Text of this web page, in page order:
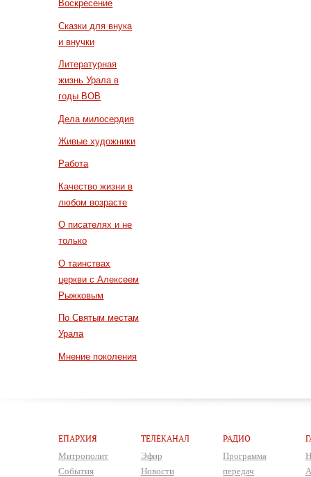
Воскресение
Сказки для внука
и внучки
Литературная
жизнь Урала в
годы ВОВ
Дела милосердия
Живые художники
Работа
Качество жизни в
любом возрасте
О писателях и не
только
О таинствах
церкви с Алексеем
Рыжковым
По Святым местам
Урала
Мнение поколения
ЕПАРХИЯ
Митрополит
События
ТЕЛЕКАНАЛ
Эфир
Новости
РАДИО
Программа
передач